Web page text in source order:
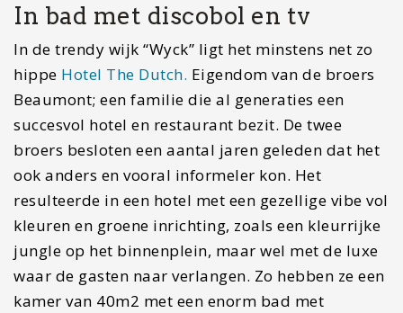
In bad met discobol en tv
In de trendy wijk “Wyck” ligt het minstens net zo
hippe Hotel The Dutch. Eigendom van de broers
Beaumont; een familie die al generaties een
succesvol hotel en restaurant bezit. De twee
broers besloten een aantal jaren geleden dat het
ook anders en vooral informeler kon. Het
resulteerde in een hotel met een gezellige vibe vol
kleuren en groene inrichting, zoals een kleurrijke
jungle op het binnenplein, maar wel met de luxe
waar de gasten naar verlangen. Zo hebben ze een
kamer van 40m2 met een enorm bad met